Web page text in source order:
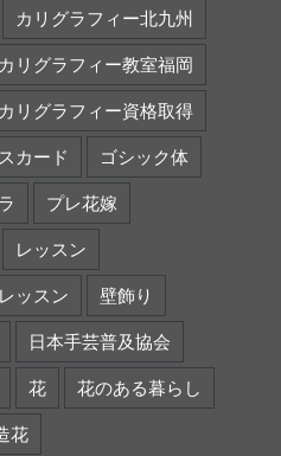
カリグラフィー北九州
カリグラフィー教室福岡
カリグラフィー資格取得
カード ゴシック体
プレ花嫁
レッスン
ッスン 壁飾り
日本手芸普及協会
花 花のある暮らし
花